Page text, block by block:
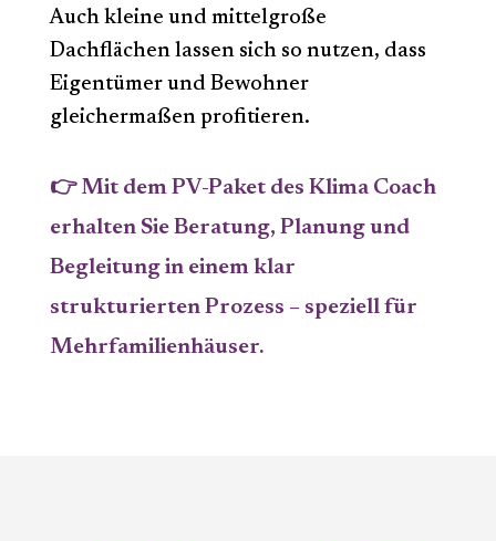
Auch kleine und mittelgroße
Dachflächen lassen sich so nutzen, dass
Eigentümer und Bewohner
gleichermaßen profitieren.
👉 Mit dem PV-Paket des Klima Coach
erhalten Sie Beratung, Planung und
Begleitung in einem klar
strukturierten Prozess – speziell für
Mehrfamilienhäuser.